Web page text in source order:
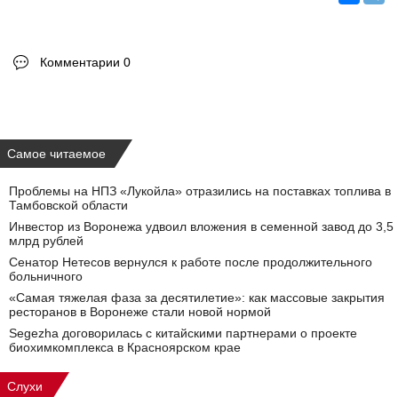
Комментарии 0
Самое читаемое
Проблемы на НПЗ «Лукойла» отразились на поставках топлива в
Тамбовской области
Инвестор из Воронежа удвоил вложения в семенной завод до 3,5
млрд рублей
Сенатор Нетесов вернулся к работе после продолжительного
больничного
«Самая тяжелая фаза за десятилетие»: как массовые закрытия
ресторанов в Воронеже стали новой нормой
Segezha договорилась с китайскими партнерами о проекте
биохимкомплекса в Красноярском крае
Слухи